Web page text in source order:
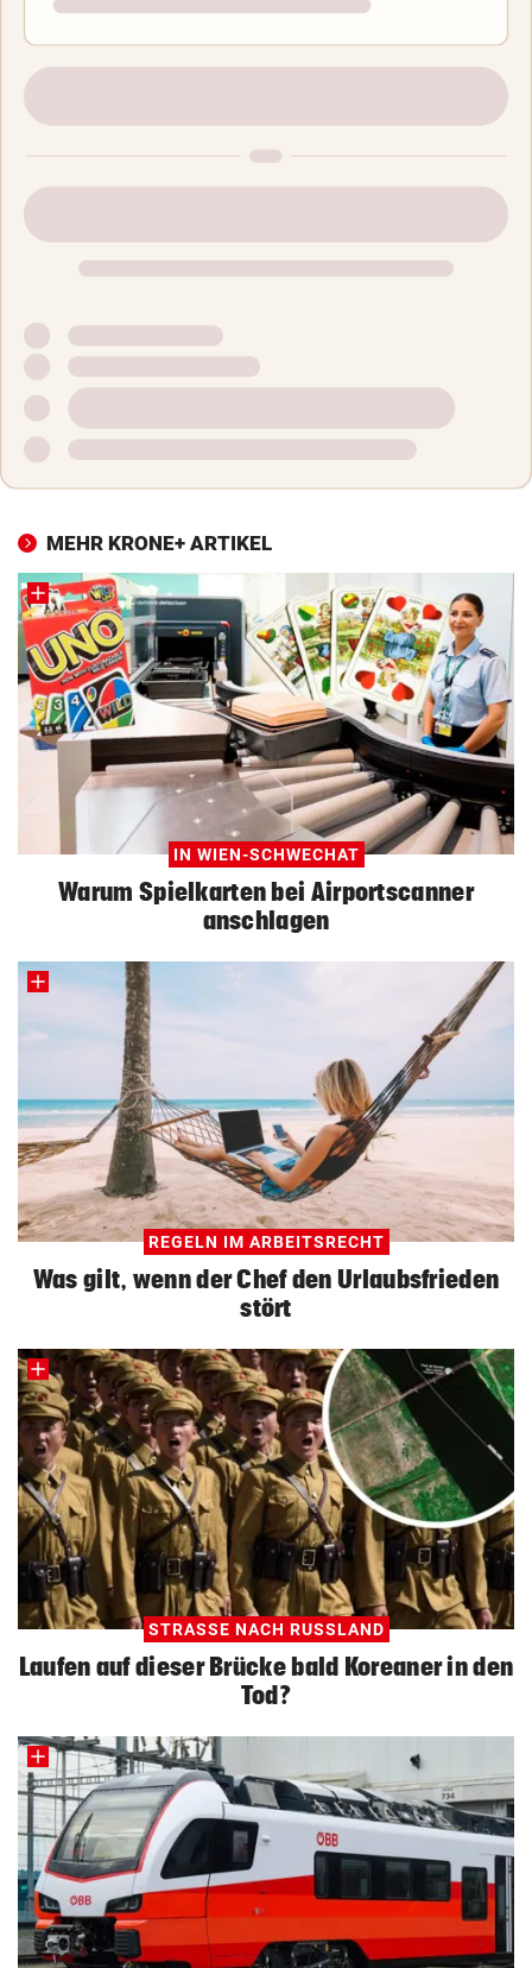
MEHR KRONE+ ARTIKEL
IN WIEN-SCHWECHAT
Warum Spielkarten bei Airportscanner
anschlagen
REGELN IM ARBEITSRECHT
Was gilt, wenn der Chef den Urlaubsfrieden
stört
STRASSE NACH RUSSLAND
Laufen auf dieser Brücke bald Koreaner in den
Tod?